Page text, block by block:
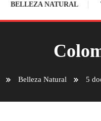
BELLEZA NATURAL
Belleza Natural 5